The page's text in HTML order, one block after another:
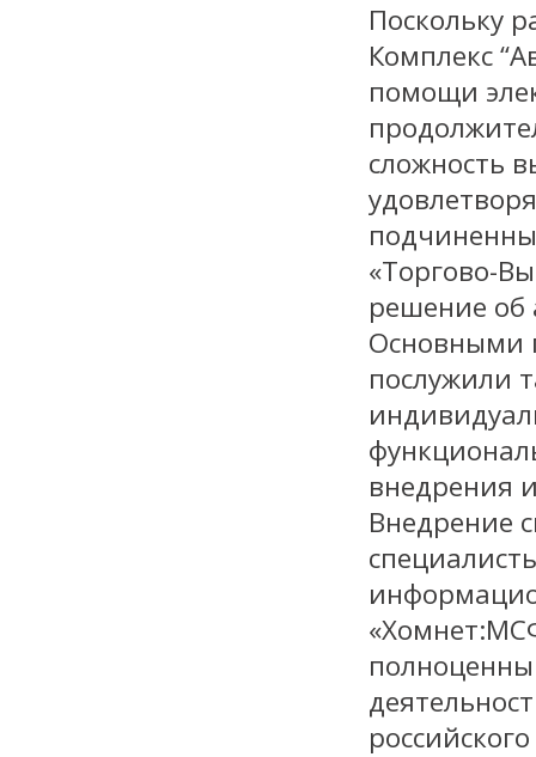
Поскольку
Комплекс
помощи
сложность
«Торгово-
решение об
Основными
послужили
внедрения
Внедрение